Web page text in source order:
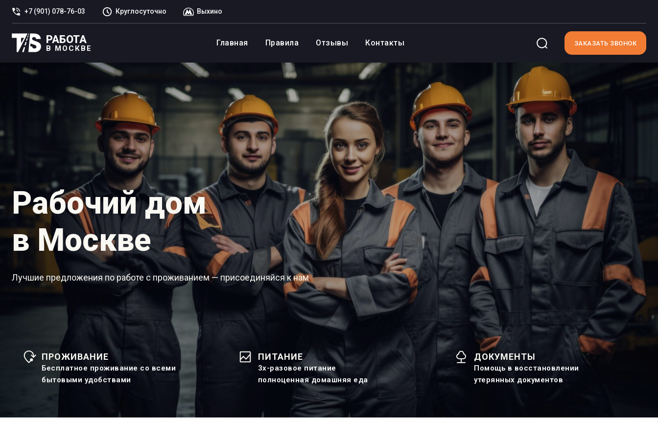
+7 (901) 078-76-03 Круглосуточно Выхино
РАБОТА
В МОСКВЕ
Главная Правила Отзывы Контакты ЗАКАЗАТЬ ЗВОНОК
Рабочий дом
в Москве
Лучшие предложения по работе с проживанием — присоединяйся к нам
ПРОЖИВАНИЕ
Бесплатное проживание со всеми
бытовыми удобствами
ПИТАНИЕ
3х-разовое питание
полноценная домашняя еда
ДОКУМЕНТЫ
Помощь в восстановлении
утерянных документов